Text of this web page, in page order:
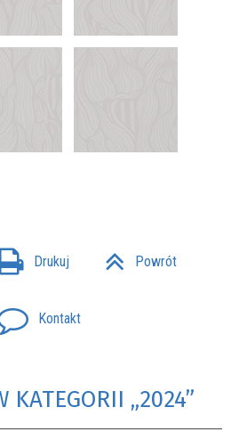
Drukuj Powrót
Kontakt
KATEGORII „2024”